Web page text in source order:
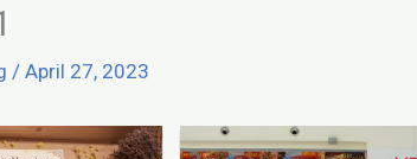
/April 27, 2023